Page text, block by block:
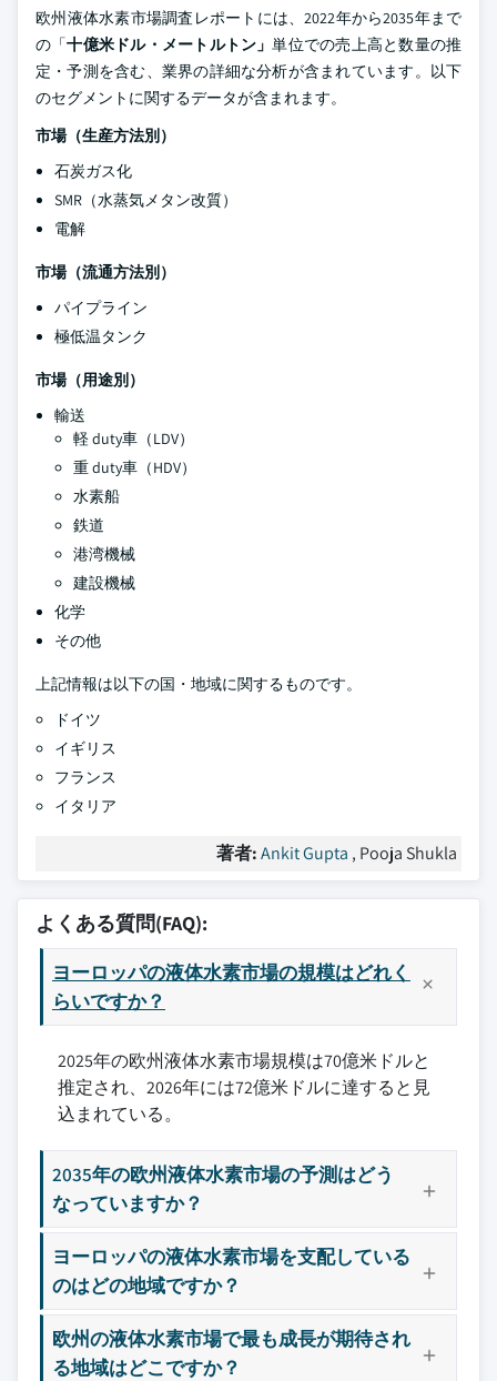
欧州液体水素市場調査レポートには、2022年から2035年まで
の「十億米ドル・メートルトン」単位での売上高と数量の推
定・予測を含む、業界の詳細な分析が含まれています。以下
のセグメントに関するデータが含まれます。
市場（生産方法別）
石炭ガス化
SMR（水蒸気メタン改質）
電解
市場（流通方法別）
パイプライン
極低温タンク
市場（用途別）
輸送
軽 duty車（LDV）
重 duty車（HDV）
水素船
鉄道
港湾機械
建設機械
化学
その他
上記情報は以下の国・地域に関するものです。
ドイツ
イギリス
フランス
イタリア
著者:Ankit Gupta , Pooja Shukla
よくある質問(FAQ):
ヨーロッパの液体水素市場の規模はどれく
らいですか？
2025年の欧州液体水素市場規模は70億米ドルと
推定され、2026年には72億米ドルに達すると見
込まれている。
2035年の欧州液体水素市場の予測はどう
なっていますか？
ヨーロッパの液体水素市場を支配している
のはどの地域ですか？
欧州の液体水素市場で最も成長が期待され
る地域はどこですか？